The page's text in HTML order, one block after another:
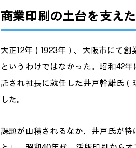
商業印刷の土台を支え
大正12年（1923年）、大阪市にて
というわけではなかった。昭和42
託され社長に就任した井戸幹雄氏
した。
課題が山積されるなか、井戸氏が